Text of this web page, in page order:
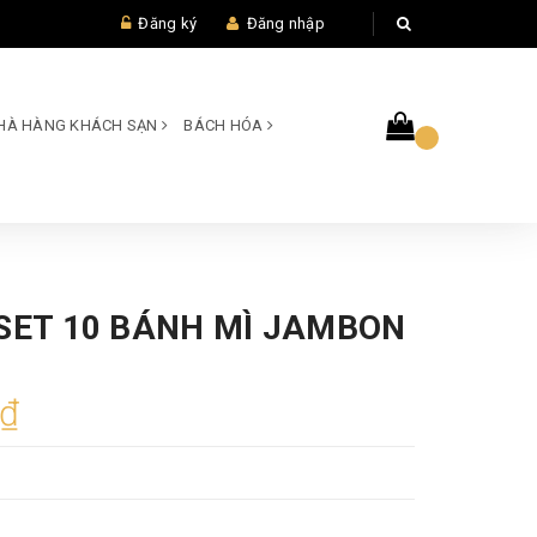
Đăng ký Đăng nhập
HÀNG KHÁCH SẠN BÁCH HÓA
10 BÁNH MÌ JAMBON